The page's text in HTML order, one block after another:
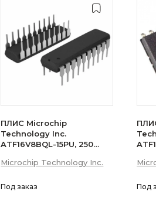
ПЛИС Microchip
Technology Inc.
ATF16V8BQL-15PU, 250
ввода/вывода,
с эл. стираемой памятью
Microchip Technology Inc.
Под заказ Под